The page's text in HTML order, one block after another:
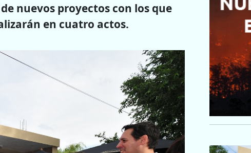
nuevos proyectos con los que
en cuatro actos.